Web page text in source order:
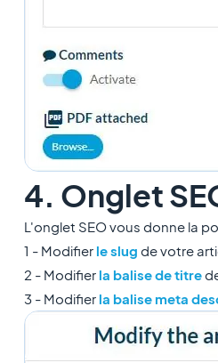
4. Onglet
L'onglet SEO vous donne la
1 - Modifier le slug de votre
2 - Modifier la balise de titre
3 - Modifier la balise meta